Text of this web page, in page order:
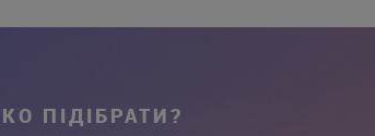
ПІДІБРАТИ?